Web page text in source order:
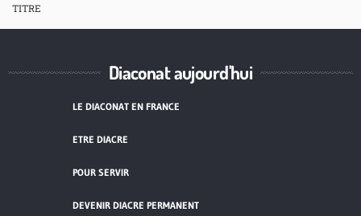
TITRE
Diaconat aujourd'hui
LE DIACONAT EN FRANCE
ETRE DIACRE
POUR SERVIR
DEVENIR DIACRE PERMANENT